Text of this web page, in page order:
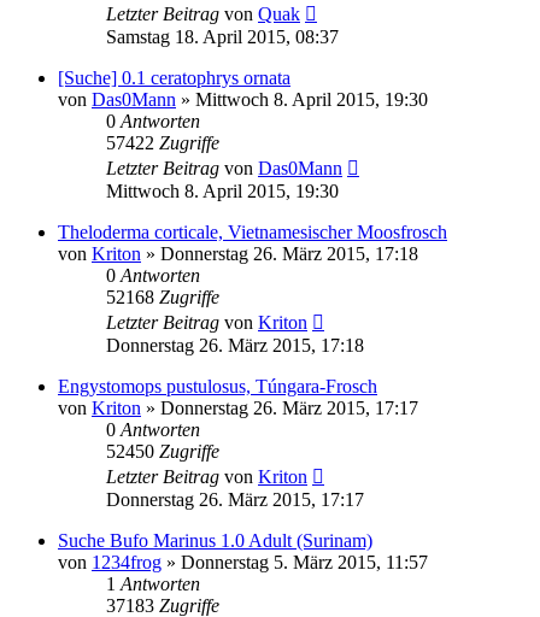
Letzter Beitrag von Quak
Samstag 18. April 2015, 08:37
[Suche] 0.1 ceratophrys ornata
von Das0Mann » Mittwoch 8. April 2015, 19:30
0 Antworten
57422 Zugriffe
Letzter Beitrag von Das0Mann
Mittwoch 8. April 2015, 19:30
Theloderma corticale, Vietnamesischer Moosfrosch
von Kriton » Donnerstag 26. März 2015, 17:18
0 Antworten
52168 Zugriffe
Letzter Beitrag von Kriton
Donnerstag 26. März 2015, 17:18
Engystomops pustulosus, Túngara-Frosch
von Kriton » Donnerstag 26. März 2015, 17:17
0 Antworten
52450 Zugriffe
Letzter Beitrag von Kriton
Donnerstag 26. März 2015, 17:17
Suche Bufo Marinus 1.0 Adult (Surinam)
von 1234frog » Donnerstag 5. März 2015, 11:57
1 Antworten
37183 Zugriffe